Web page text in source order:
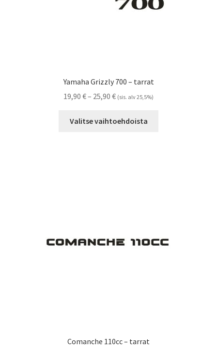
Yamaha Grizzly 700 – tarrat
19,90 €– 25,90 €Hintaluokka:
-
(sis. alv 25,5%)
Valitse vaihtoehdoista
Comanche 110cc – tarrat